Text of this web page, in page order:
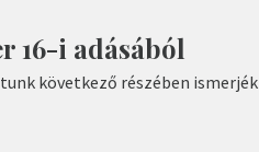
16-i adásából
következő részében ismerjék